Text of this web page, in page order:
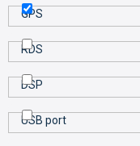
GPS
RDS
DSP
USB port